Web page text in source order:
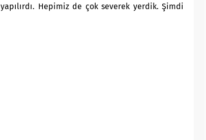
yapılırdı. Hepimiz de çok severek yerdik. Şimdi